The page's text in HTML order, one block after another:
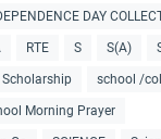
DAY
RTE S S(A)
Scholarship school /
Morning Prayer